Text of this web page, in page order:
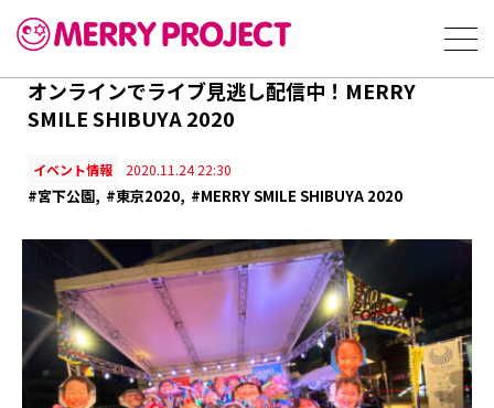
オンラインでライブ見逃し配信中！MERRY
SMILE SHIBUYA 2020
イベント情報 2020.11.24 22:30
#宮下公園 #東京2020 #MERRY SMILE SHIBUYA 2020